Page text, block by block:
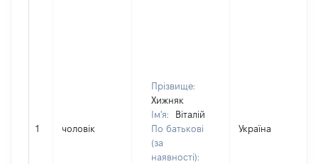
1 чоловік
Прізвище:
Хижняк
Ім'я:
Віталій
По батькові
(за
наявності):
Україна